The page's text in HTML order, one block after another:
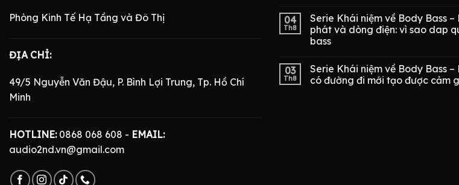
Phòng Kinh Tế Hạ Tầng và Đô Thị
ĐỊA CHỈ:
49/5 Nguyễn Văn Đậu, P. Bình Lợi Trung, Tp. Hồ Chí
Minh
HOTLINE:0868 068 608 - EMAIL:
audio2nd.vn@gmail.com
04
Th8
Serie Khái niệm về Body Bass –
phát và dòng điện: vì sao dap
bass
03
Th8
Serie Khái niệm về Body Bass –
có đường đi mới tạo được cảm